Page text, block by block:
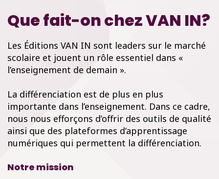
Que fait-on chez VAN IN?
Les Éditions VAN IN sont leaders sur le marché
scolaire et jouent un rôle essentiel dans «
l’enseignement de demain ».
La différenciation est de plus en plus
importante dans l’enseignement. Dans ce cadre,
nous nous efforçons d’offrir des outils de qualité
ainsi que des plateformes d’apprentissage
numériques qui permettent la différenciation.
Notre mission